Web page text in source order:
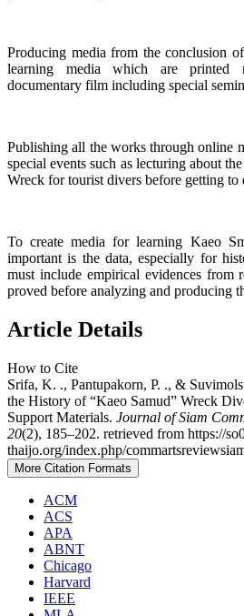
Producing media from the conclusion
learning media which are printed
documentary film including special
Publishing all the works through online
special events such as lecturing about
Wreck for tourist divers before getting to
To create media for learning Kaeo
important is the data, especially for
must include empirical evidences from
proved before analyzing and producing
Article Details
How to Cite
Srifa, K. ., Pantupakorn, P. ., &
the History of “Kaeo Samud” Wreck
Support Materials. Journal of Siam
20(2), 185–202. retrieved from https://
thaijo.org/index.php/
More Citation Formats
ACM
ACS
APA
ABNT
Chicago
Harvard
IEEE